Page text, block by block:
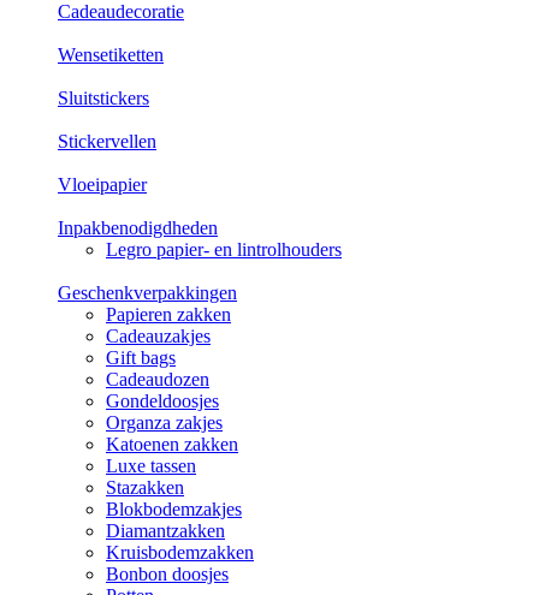
Cadeaudecoratie
Wensetiketten
Sluitstickers
Stickervellen
Vloeipapier
Inpakbenodigdheden
Legro papier- en lintrolhouders
Geschenkverpakkingen
Papieren zakken
Cadeauzakjes
Gift bags
Cadeaudozen
Gondeldoosjes
Organza zakjes
Katoenen zakken
Luxe tassen
Stazakken
Blokbodemzakjes
Diamantzakken
Kruisbodemzakken
Bonbon doosjes